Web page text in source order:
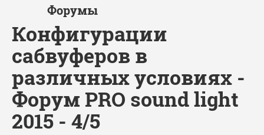
Форумы
Конфигурации
сабвуферов в
различных условиях -
Форум PRO sound light
2015 - 4/5